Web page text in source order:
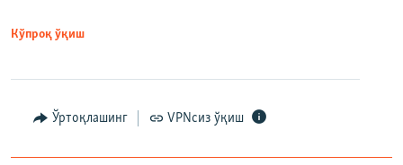
Кўпроқ ўқиш
Ўртоқлашинг VPNсиз ўқиш